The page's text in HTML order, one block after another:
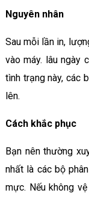
Nguyên nhân
Sau mỗi lần in,
vào máy. lâu ngày
tình trạng này, các
lên.
Cách khắc phục
Bạn nên thường
nhất là các bộ
mực. Nếu không